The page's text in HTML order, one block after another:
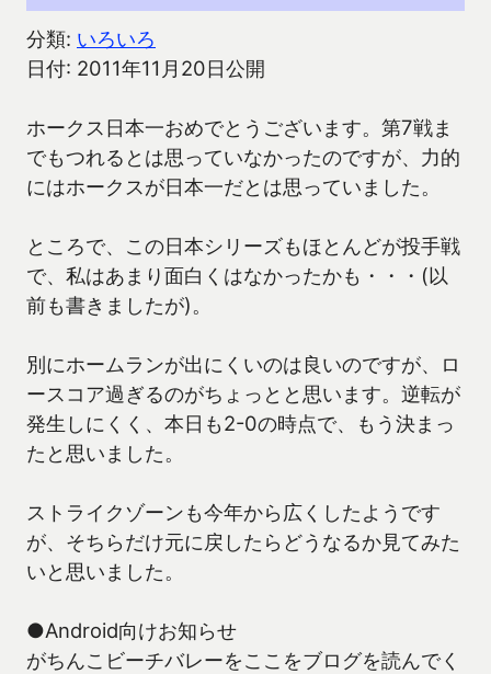
分類: いろいろ
日付: 2011年11月20日公開
ホークス日本一おめでとうございます。第7戦ま
でもつれるとは思っていなかったのですが、力的
にはホークスが日本一だとは思っていました。
ところで、この日本シリーズもほとんどが投手戦
で、私はあまり面白くはなかったかも・・・(以
前も書きましたが)。
別にホームランが出にくいのは良いのですが、ロ
ースコア過ぎるのがちょっとと思います。逆転が
発生しにくく、本日も2-0の時点で、もう決まっ
たと思いました。
ストライクゾーンも今年から広くしたようです
が、そちらだけ元に戻したらどうなるか見てみた
いと思いました。
●Android向けお知らせ
がちんこビーチバレーをここをブログを読んでく